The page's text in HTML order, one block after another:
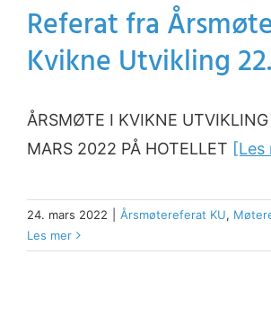
Referat fra
Kvikne Utvikling
ÅRSMØTE I KVIKNE
MARS 2022 PÅ HOTELLET [Les
24. mars 2022 Årsmøtereferat KU,
Les mer